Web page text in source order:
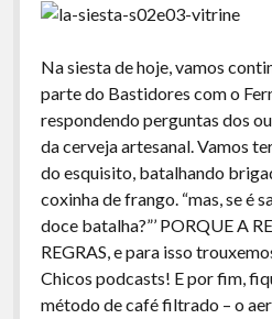
Arquivo CDR
Papo Tranqueira
A Ripa É a Lei
Especiais
Preliminares
Na siesta de hoje, vamos
parte do Bastidores com o
respondendo perguntas dos
da cerveja artesanal. Vamos
do esquisito, batalhando
coxinha de frango. “mas, se é
doce batalha?”’ PORQUE A
REGRAS, e para isso
Chicos podcasts! E por fim,
método de café filtrado – o